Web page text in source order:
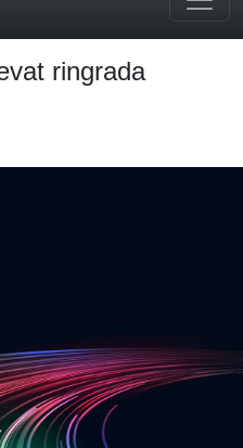
ringrada